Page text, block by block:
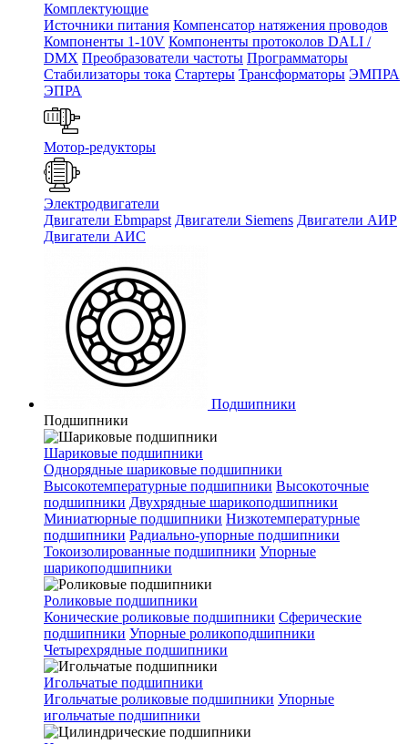
Комплектующие
Источники питания Компенсатор натяжения проводов
Компоненты 1-10V Компоненты протоколов DALI /
DMX Преобразователи частоты Программаторы
Стабилизаторы тока Стартеры Трансформаторы ЭМПРА
ЭПРА
Мотор-редукторы
Электродвигатели
Двигатели Ebmpapst Двигатели Siemens Двигатели АИР
Двигатели АИС
Подшипники
Подшипники
Шариковые подшипники
Однорядные шариковые подшипники
Высокотемпературные подшипники Высокоточные
подшипники Двухрядные шарикоподшипники
Миниатюрные подшипники Низкотемпературные
подшипники Радиально-упорные подшипники
Токоизолированные подшипники Упорные
шарикоподшипники
Роликовые подшипники
Конические роликовые подшипники Сферические
подшипники Упорные роликоподшипники
Четырехрядные подшипники
Игольчатые подшипники
Игольчатые роликовые подшипники Упорные
игольчатые подшипники